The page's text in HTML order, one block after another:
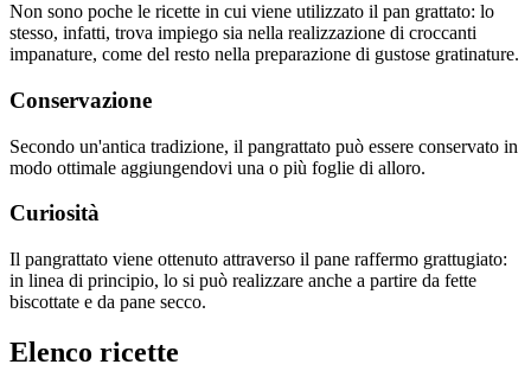
Non sono poche le ricette in cui viene utilizzato il pan grattato: lo
stesso, infatti, trova impiego sia nella realizzazione di croccanti
impanature, come del resto nella preparazione di gustose gratinature.
Conservazione
Secondo un'antica tradizione, il pangrattato può essere conservato in
modo ottimale aggiungendovi una o più foglie di alloro.
Curiosità
Il pangrattato viene ottenuto attraverso il pane raffermo grattugiato:
in linea di principio, lo si può realizzare anche a partire da fette
biscottate e da pane secco.
Elenco ricette